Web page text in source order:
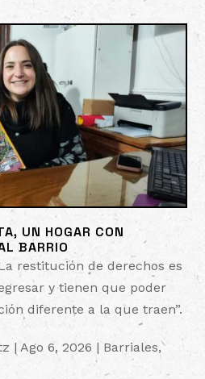
UN HOGAR CON
BARRIO
|Ago 6, 2026 | Barriales,
restitución de derechos es
y tienen que poder
diferente a la que traen”.